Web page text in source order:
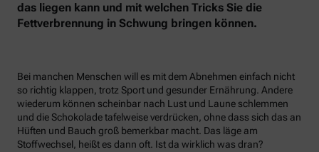
das liegen kann und mit welchen Tricks Sie die
Fettverbrennung in Schwung bringen können.
Bei manchen Menschen will es mit dem Abnehmen einfach nicht
so richtig klappen, trotz Sport und gesunder Ernährung. Andere
wiederum können scheinbar nach Lust und Laune schlemmen
und die Schokolade tafelweise verdrücken, ohne dass sich das an
Hüften und Bauch groß bemerkbar macht. Das läge am
Stoffwechsel, heißt es dann oft. Ist da wirklich was dran?